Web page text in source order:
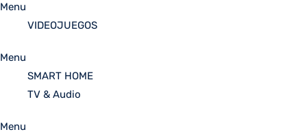
Menu
VIDEOJUEGOS
Menu
SMART HOME
TV & Audio
Menu